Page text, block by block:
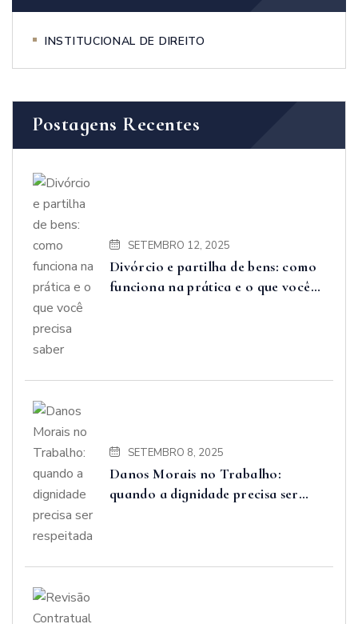
INSTITUCIONAL DE DIREITO
Postagens Recentes
SETEMBRO 12, 2025
Divórcio e partilha de bens: como
funciona na prática e o que você
SETEMBRO 8, 2025
Danos Morais no Trabalho:
quando a dignidade precisa ser